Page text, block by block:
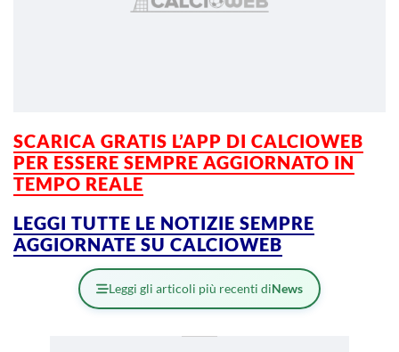
SCARICA GRATIS L’APP DI CALCIOWEB
PER ESSERE SEMPRE AGGIORNATO IN
TEMPO REALE
LEGGI TUTTE LE NOTIZIE SEMPRE
AGGIORNATE SU CALCIOWEB
Leggi gli articoli più recenti diNews